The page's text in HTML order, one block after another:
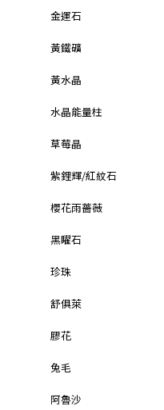
金運石
黃鐵礦
黃水晶
水晶能量柱
草莓晶
紫鋰輝/紅紋石
櫻花雨薔薇
黑矅石
珍珠
舒俱萊
膠花
兔毛
阿魯沙